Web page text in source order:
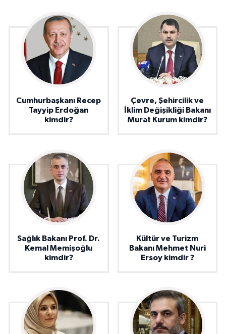
Cumhurbaşkanı Recep
Tayyip Erdoğan
kimdir?
Çevre, Şehircilik ve
İklim Değişikliği Bakanı
Murat Kurum kimdir?
Sağlık Bakanı Prof. Dr.
Kemal Memişoğlu
kimdir?
Kültür ve Turizm
Bakanı Mehmet Nuri
Ersoy kimdir ?